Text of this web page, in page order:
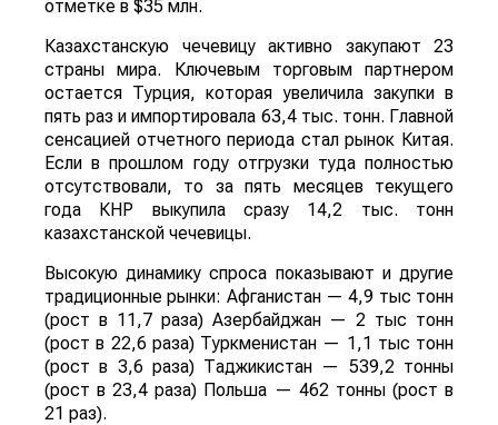
отметке в $35 млн.
Казахстанскую чечевицу активно закупают 23
страны мира. Ключевым торговым партнером
остается Турция, которая увеличила закупки в
пять раз и импортировала 63,4 тыс. тонн. Главной
сенсацией отчетного периода стал рынок Китая.
Если в прошлом году отгрузки туда полностью
отсутствовали, то за пять месяцев текущего
года КНР выкупила сразу 14,2 тыс. тонн
казахстанской чечевицы.
Высокую динамику спроса показывают и другие
традиционные рынки: Афганистан — 4,9 тыс тонн
(рост в 11,7 раза) Азербайджан — 2 тыс тонн
(рост в 22,6 раза) Туркменистан — 1,1 тыс тонн
(рост в 3,6 раза) Таджикистан — 539,2 тонны
(рост в 23,4 раза) Польша — 462 тонны (рост в
21 раз).